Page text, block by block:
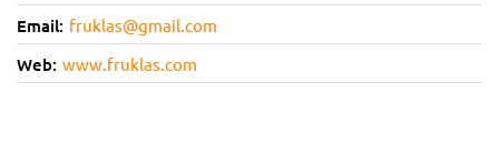
Email: fruklas@gmail.com
Web: www.fruklas.com